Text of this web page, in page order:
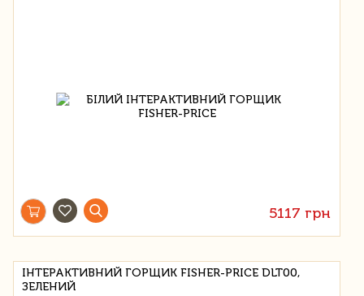
5117 грн
ІНТЕРАКТИВНИЙ ГОРЩИК FISHER-PRICE DLT00,
ЗЕЛЕНИЙ